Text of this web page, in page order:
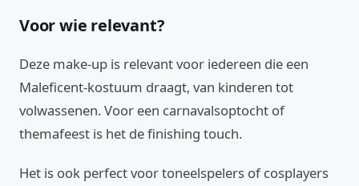
Voor wie relevant?
Deze make-up is relevant voor iedereen die een
Maleficent-kostuum draagt, van kinderen tot
volwassenen. Voor een carnavalsoptocht of
themafeest is het de finishing touch.
Het is ook perfect voor toneelspelers of cosplayers